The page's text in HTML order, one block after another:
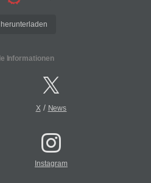
Informationen
X/ News
Instagram